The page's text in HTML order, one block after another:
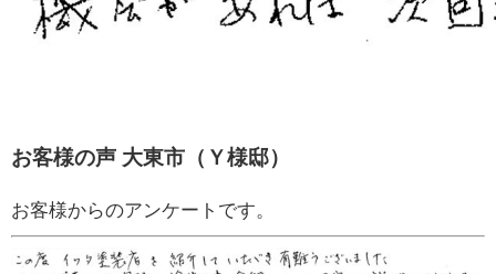
お客様の声 大東市（Ｙ様邸）
お客様からのアンケートです。